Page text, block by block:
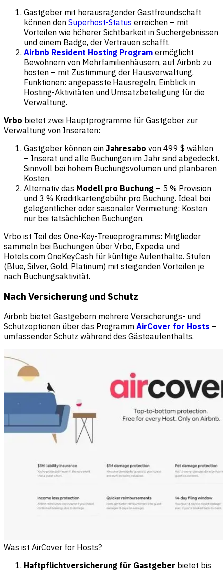
Gastgeber mit herausragender Gastfreundschaft
können den Superhost-Status erreichen – mit
Vorteilen wie höherer Sichtbarkeit in Suchergebnissen
und einem Badge, der Vertrauen schafft.
Airbnb Resident Hosting Program ermöglicht
Bewohnern von Mehrfamilienhäusern, auf Airbnb zu
hosten – mit Zustimmung der Hausverwaltung.
Funktionen: angepasste Hausregeln, Einblick in
Hosting-Aktivitäten und Umsatzbeteiligung für die
Verwaltung.
Vrbo bietet zwei Hauptprogramme für Gastgeber zur
Verwaltung von Inseraten:
Gastgeber können ein Jahresabo von 499 $ wählen
– Inserat und alle Buchungen im Jahr sind abgedeckt.
Sinnvoll bei hohem Buchungsvolumen und planbaren
Kosten.
Alternativ das Modell pro Buchung – 5 % Provision
und 3 % Kreditkartengebühr pro Buchung. Ideal bei
gelegentlicher oder saisonaler Vermietung: Kosten
nur bei tatsächlichen Buchungen.
Vrbo ist Teil des One-Key-Treueprogramms: Mitglieder
sammeln bei Buchungen über Vrbo, Expedia und
Hotels.com OneKeyCash für künftige Aufenthalte. Stufen
(Blue, Silver, Gold, Platinum) mit steigenden Vorteilen je
nach Buchungsaktivität.
Nach Versicherung und Schutz
Airbnb bietet Gastgebern mehrere Versicherungs- und
Schutzoptionen über das Programm AirCover for Hosts –
umfassender Schutz während des Gästeaufenthalts.
Was ist AirCover for Hosts?
Haftpflichtversicherung für Gastgeber bietet bis